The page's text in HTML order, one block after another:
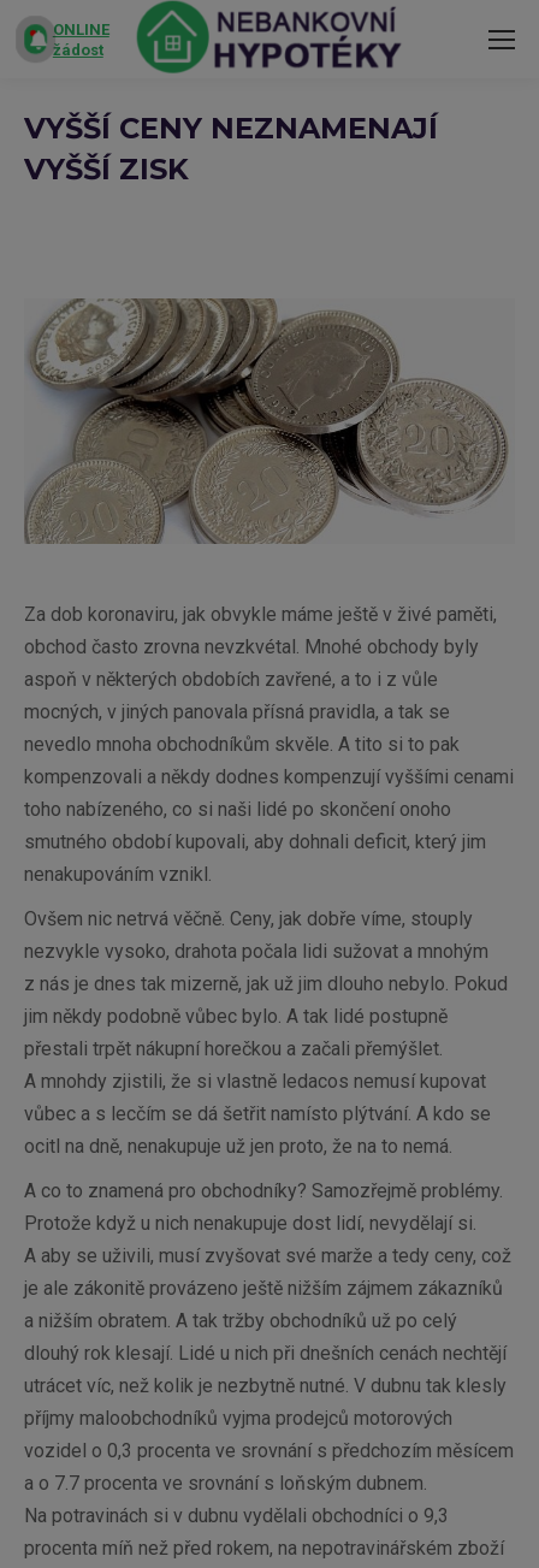
ONLINE
žádost
VYŠŠÍ CENY NEZNAMENAJÍ
VYŠŠÍ ZISK
Za dob koronaviru, jak obvykle máme ještě v živé paměti,
obchod často zrovna nevzkvétal. Mnohé obchody byly
aspoň v některých obdobích zavřené, a to i z vůle
mocných, v jiných panovala přísná pravidla, a tak se
nevedlo mnoha obchodníkům skvěle. A tito si to pak
kompenzovali a někdy dodnes kompenzují vyššími cenami
toho nabízeného, co si naši lidé po skončení onoho
smutného období kupovali, aby dohnali deficit, který jim
nenakupováním vznikl.
Ovšem nic netrvá věčně. Ceny, jak dobře víme, stouply
nezvykle vysoko, drahota počala lidi sužovat a mnohým
z nás je dnes tak mizerně, jak už jim dlouho nebylo. Pokud
jim někdy podobně vůbec bylo. A tak lidé postupně
přestali trpět nákupní horečkou a začali přemýšlet.
A mnohdy zjistili, že si vlastně ledacos nemusí kupovat
vůbec a s lecčím se dá šetřit namísto plýtvání. A kdo se
ocitl na dně, nenakupuje už jen proto, že na to nemá.
A co to znamená pro obchodníky? Samozřejmě problémy.
Protože když u nich nenakupuje dost lidí, nevydělají si.
A aby se uživili, musí zvyšovat své marže a tedy ceny, což
je ale zákonitě provázeno ještě nižším zájmem zákazníků
a nižším obratem. A tak tržby obchodníků už po celý
dlouhý rok klesají. Lidé u nich při dnešních cenách nechtějí
utrácet víc, než kolik je nezbytně nutné. V dubnu tak klesly
příjmy maloobchodníků vyjma prodejců motorových
vozidel o 0,3 procenta ve srovnání s předchozím měsícem
a o 7.7 procenta ve srovnání s loňským dubnem.
Na potravinách si v dubnu vydělali obchodníci o 9,3
procenta míň než před rokem, na nepotravinářském zboží